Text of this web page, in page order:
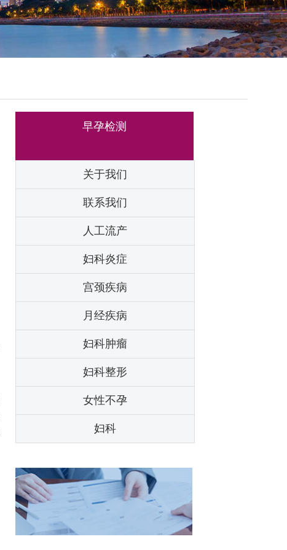
早孕检测
关于我们
联系我们
人工流产
妇科炎症
宫颈疾病
月经疾病
妇科肿瘤
妇科整形
女性不孕
妇科